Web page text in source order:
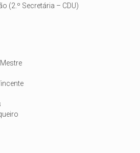
(2.º Secretária – CDU)